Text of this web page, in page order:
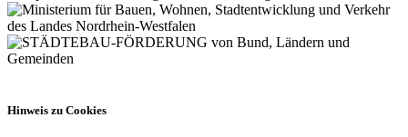
Hinweis zu Cookies